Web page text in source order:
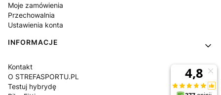
Moje zamówienia
Przechowalnia
Ustawienia konta
INFORMACJE
Kontakt
O STREFASPORTU.PL
Testuj hybrydę